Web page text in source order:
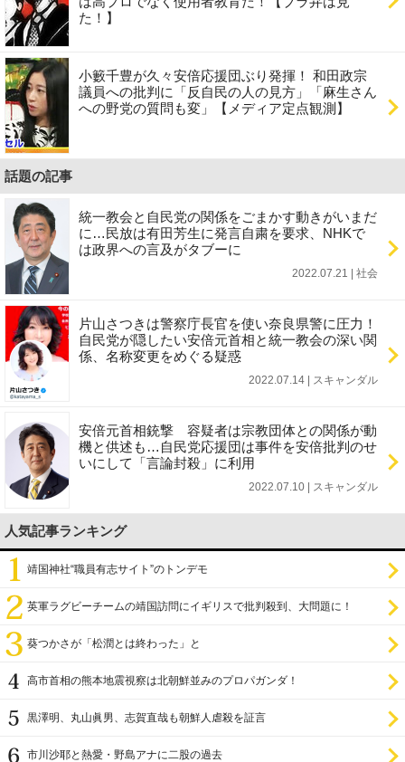
た！】
小籔千豊が久々安倍応援団ぶり発揮！ 和田政宗
議員への批判に「反自民の人の見方」「麻生さん
への野党の質問も変」【メディア定点観測】
話題の記事
統一教会と自民党の関係をごまかす動きがいまだ
に…民放は有田芳生に発言自粛を要求、NHKで
は政界への言及がタブーに
2022.07.21 | 社会
片山さつきは警察庁長官を使い奈良県警に圧力！
自民党が隠したい安倍元首相と統一教会の深い関
係、名称変更をめぐる疑惑
2022.07.14 | スキャンダル
安倍元首相銃撃 容疑者は宗教団体との関係が動
機と供述も…自民党応援団は事件を安倍批判のせ
いにして「言論封殺」に利用
2022.07.10 | スキャンダル
人気記事ランキング
靖国神社“職員有志サイト”のトンデモ
英軍ラグビーチームの靖国訪問にイギリスで批判殺到、大問題に！
葵つかさが「松潤とは終わった」と
高市首相の熊本地震視察は北朝鮮並みのプロパガンダ！
黒澤明、丸山眞男、志賀直哉も朝鮮人虐殺を証言
市川沙耶と熱愛・野島アナに二股の過去